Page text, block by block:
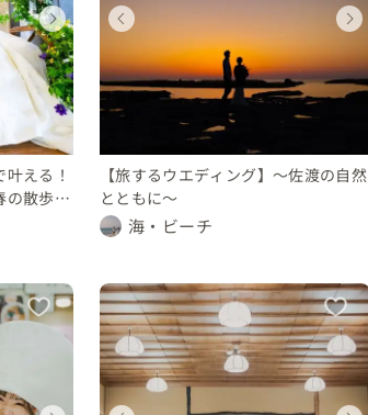
ウェディング
新潟県
150 〜 200 万円
ウェディング
新潟県
100 〜 150 万円
ウェディング
新潟県
150 〜 200 万円
える！
の散歩道
ト
ウェディングフォト
新潟県
10 〜 30 万円
【旅するウエディング】〜佐渡の自然
とともに〜
海・ビーチ